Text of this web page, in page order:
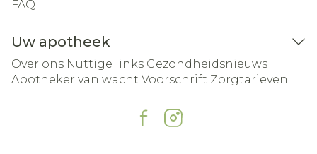
FAQ
Uw apotheek
Over ons Nuttige links Gezondheidsnieuws
Apotheker van wacht Voorschrift Zorgtarieven